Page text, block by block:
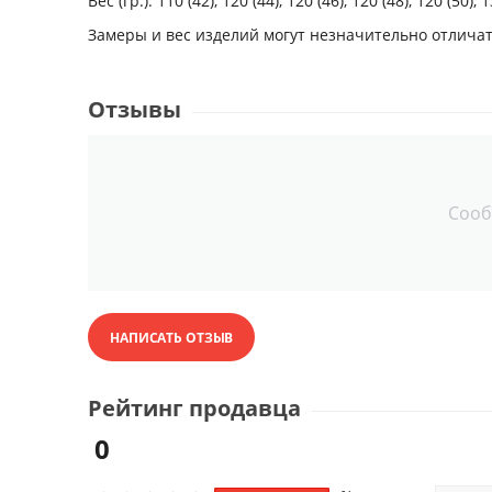
Замеры и вес изделий могут незначительно
Отзывы
НАПИСАТЬ ОТЗЫВ
Рейтинг продавца
0